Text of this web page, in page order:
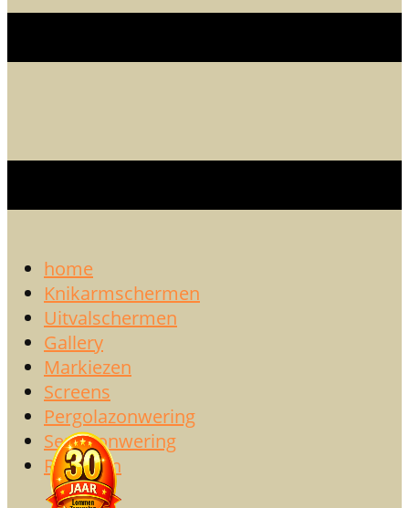
home
Knikarmschermen
Uitvalschermen
Gallery
Markiezen
Screens
Pergolazonwering
Serrezonwering
Rolluiken